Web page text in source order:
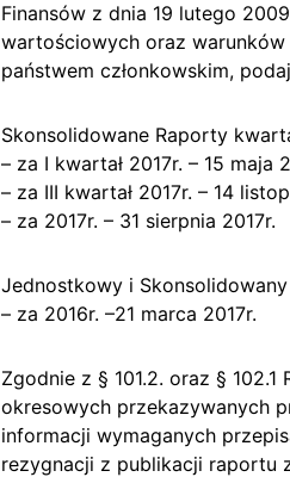
Finansów z dnia 19 lutego
wartościowych oraz
państwem członkowskim,
Skonsolidowane Raporty
– za I kwartał 2017r. – 15 maja
– za III kwartał 2017r. – 14
– za 2017r. – 31 sierpnia 2017r.
Jednostkowy i
– za 2016r. –21 marca 2017r.
Zgodnie z § 101.2. oraz §
okresowych przekazywanych
informacji wymaganych
rezygnacji z publikacji raportu